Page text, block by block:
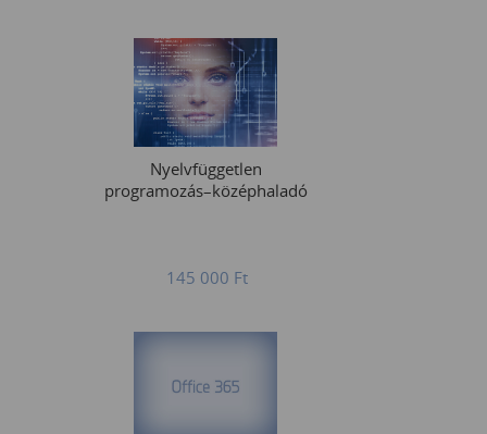
Nyelvfüggetlen
programozás–középhaladó
145 000 Ft